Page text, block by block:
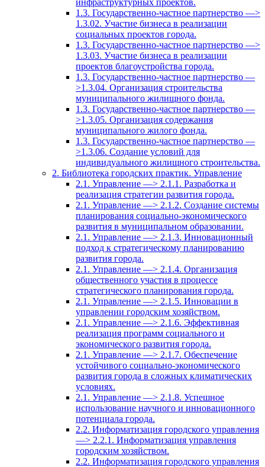
инфраструктурных проектов.
1.3. Государственно-частное партнерство —>
1.3.02. Участие бизнеса в реализации
социальных проектов города.
1.3. Государственно-частное партнерство —>
1.3.03. Участие бизнеса в реализации
проектов благоустройства города.
1.3. Государственно-частное партнерство —
>1.3.04. Организация строительства
муниципального жилищного фонда.
1.3. Государственно-частное партнерство —
>1.3.05. Организация содержания
муниципального жилого фонда.
1.3. Государственно-частное партнерство —
>1.3.06. Создание условий для
индивидуального жилищного строительства.
2. Библиотека городских практик. Управление
2.1. Управление —> 2.1.1. Разработка и
реализация стратегии развития города.
2.1. Управление —> 2.1.2. Создание системы
планирования социально-экономического
развития в муниципальном образовании.
2.1. Управление —> 2.1.3. Инновационный
подход к стратегическому планированию
развития города.
2.1. Управление —> 2.1.4. Организация
общественного участия в процессе
стратегического планирования города.
2.1. Управление —> 2.1.5. Инновации в
управлении городским хозяйством.
2.1. Управление —> 2.1.6. Эффективная
реализация программ социального и
экономического развития города.
2.1. Управление —> 2.1.7. Обеспечение
устойчивого социально-экономического
развития города в сложных климатических
условиях.
2.1. Управление —> 2.1.8. Успешное
использование научного и инновационного
потенциала города.
2.2. Информатизация городского управления
—> 2.2.1. Информатизация управления
городским хозяйством.
2.2. Информатизация городского управления